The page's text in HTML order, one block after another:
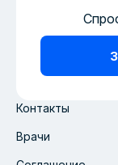
Контакты
Врачи